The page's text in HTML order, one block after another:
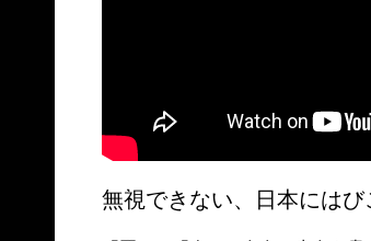
無視できない、日本にはび